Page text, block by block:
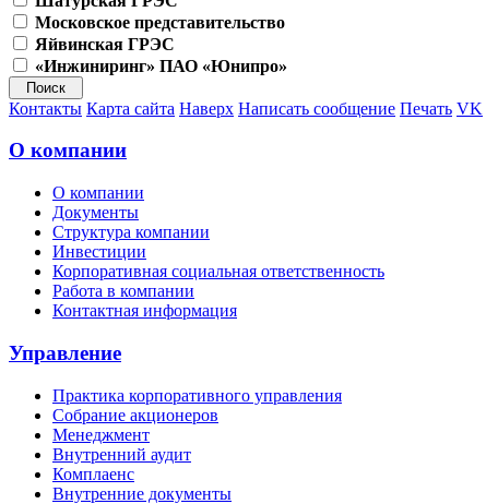
Московское представительство
Яйвинская ГРЭС
«Инжиниринг» ПАО «Юнипро»
Контакты Карта сайта Наверх Написать сообщение Печать VK
О компании
О компании
Документы
Структура компании
Инвестиции
Корпоративная социальная ответственность
Работа в компании
Контактная информация
Управление
Практика корпоративного управления
Собрание акционеров
Менеджмент
Внутренний аудит
Комплаенс
Внутренние документы